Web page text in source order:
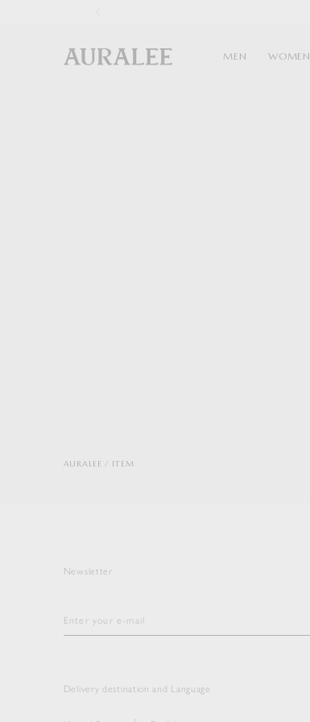
MEN WOMEN
AURALEE ITEM
Newsletter
Delivery destination and Language